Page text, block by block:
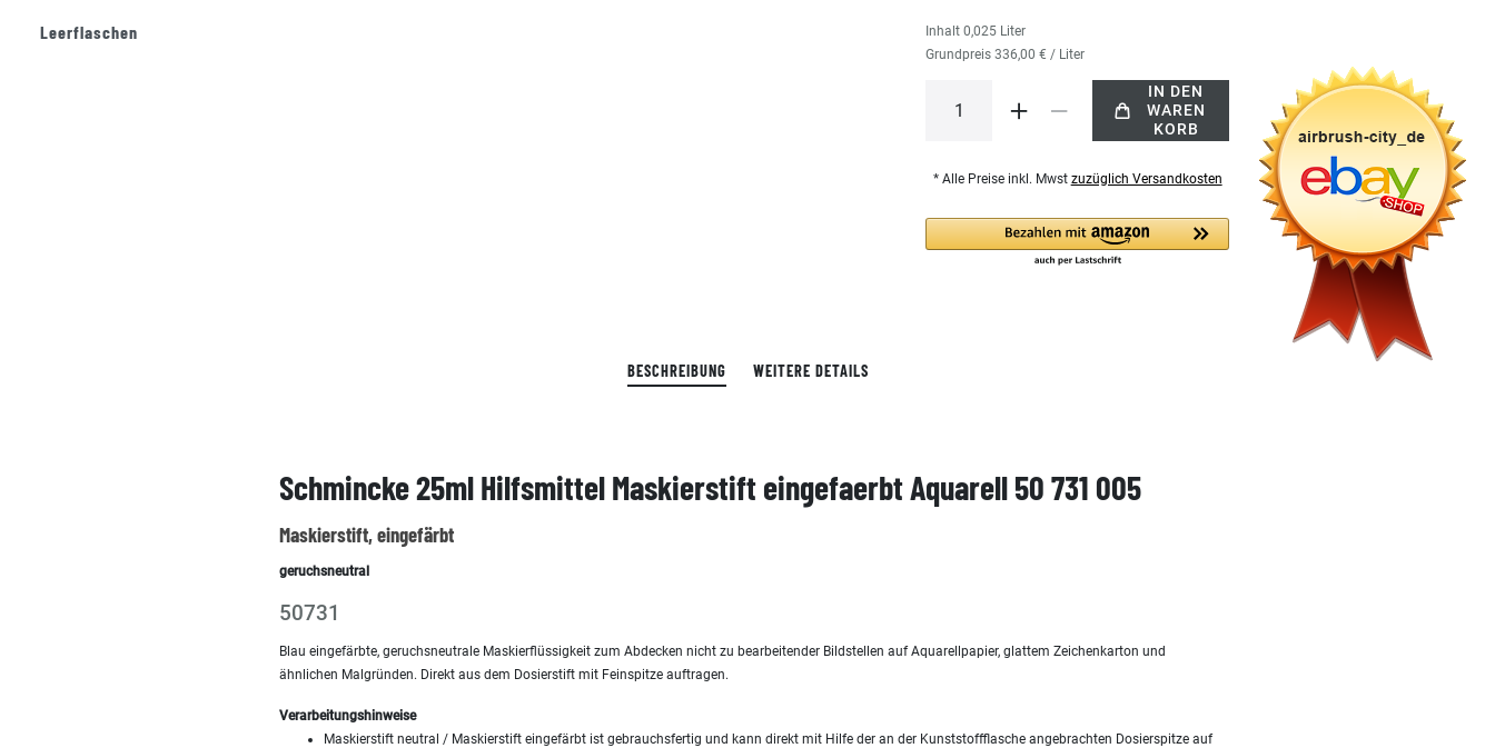
Inhalt0,025 Liter
Grundpreis336,00 € / Liter
IN DEN
WAREN
KORB
* Alle Preise inkl. Mwst zuzüglich Versandkosten
BESCHREIBUNG WEITERE DETAILS
Schmincke 25ml Hilfsmittel Maskierstift eingefaerbt Aquarell 50 731 005
Maskierstift, eingefärbt
geruchsneutral
50731
Blau eingefärbte, geruchsneutrale Maskierflüssigkeit zum Abdecken nicht zu bearbeitender Bildstellen auf Aquarellpapier, glattem Zeichenkarton und
ähnlichen Malgründen. Direkt aus dem Dosierstift mit Feinspitze auftragen.
Verarbeitungshinweise
Maskierstift neutral / Maskierstift eingefärbt ist gebrauchsfertig und kann direkt mit Hilfe der an der Kunststoffflasche angebrachten Dosierspitze auf
Leerflaschen